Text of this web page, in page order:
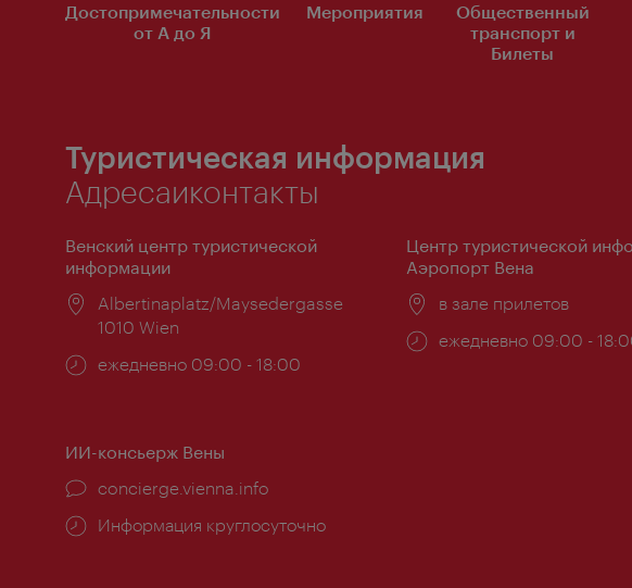
Достопримечательности
от А до Я
Мероприятия
Общественный
транспорт и
Билеты
Туристическая информация
Адресаиконтакты
Венский центр туристической
информации
Расположение:
Albertinaplatz/Maysedergasse
1010 Wien
Часы
ежедневно 09:00 - 18:00
Центр туристической
Аэропорт Вена
Расположение:
в зале прилетов
Часы
ежедневно 09:00 -
ИИ-консьерж Вены
concierge.vienna.info
Информация круглосуточно